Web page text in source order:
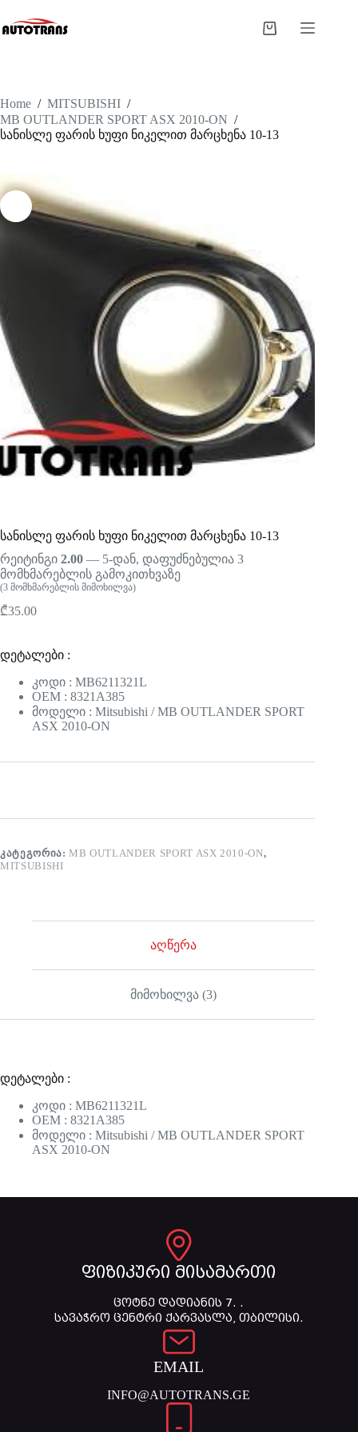
Home / MITSUBISHI /
MB OUTLANDER SPORT ASX 2010-ON /
სანისლე ფარის ხუფი ნიკელით მარცხენა 10-13
სანისლე ფარის ხუფი ნიკელით მარცხენა 10-13
რეიტინგი 2.00 — 5-დან, დაფუძნებულია 3
მომხმარებლის გამოკითხვაზე
(3 მომხმარებლის მიმოხილვა)
₾35.00
დეტალები :
კოდი : MB6211321L
OEM : 8321A385
მოდელი : Mitsubishi / MB OUTLANDER SPORT
ASX 2010-ON
ᲙᲐᲢᲔᲒᲝᲠᲘᲐ:MB OUTLANDER SPORT ASX 2010-ON,
MITSUBISHI
აღწერა
მიმოხილვა (3)
დეტალები :
კოდი : MB6211321L
OEM : 8321A385
მოდელი : Mitsubishi / MB OUTLANDER SPORT
ASX 2010-ON
ფიზიკური მისამართი
ცოტნე დადიანის 7. .
სავაჭრო ცენტრი ქარვასლა, თბილისი.
EMAIL
INFO@AUTOTRANS.GE